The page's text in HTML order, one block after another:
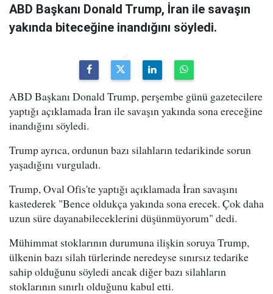
ABD Başkanı Donald Trump, İran ile savaşın
yakında biteceğine inandığını söyledi.
ABD Başkanı Donald Trump, perşembe günü gazetecilere
yaptığı açıklamada İran ile savaşın yakında sona ereceğine
inandığını söyledi.
Trump ayrıca, ordunun bazı silahların tedarikinde sorun
yaşadığını vurguladı.
Trump, Oval Ofis'te yaptığı açıklamada İran savaşını
kastederek "Bence oldukça yakında sona erecek. Çok daha
uzun süre dayanabileceklerini düşünmüyorum" dedi.
Mühimmat stoklarının durumuna ilişkin soruya Trump,
ülkenin bazı silah türlerinde neredeyse sınırsız tedarike
sahip olduğunu söyledi ancak diğer bazı silahların
stoklarının sınırlı olduğunu kabul etti.